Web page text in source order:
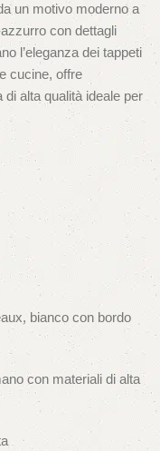
un motivo moderno a
con dettagli
l’eleganza dei tappeti
cucine, offre
di alta qualità ideale per
bianco con bordo
con materiali di alta